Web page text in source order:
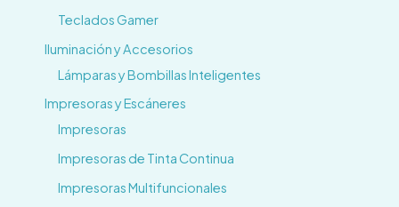
Teclados Gamer
Iluminación y Accesorios
Lámparas y Bombillas Inteligentes
Impresoras y Escáneres
Impresoras
Impresoras de Tinta Continua
Impresoras Multifuncionales